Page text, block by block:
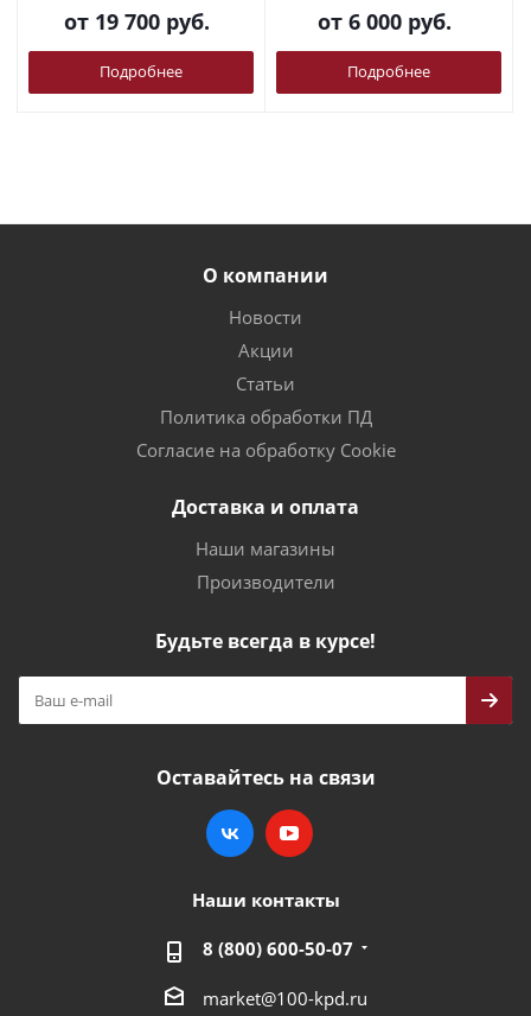
от 19 700 руб.
Подробнее
от 6 000 руб.
Подробнее
О компании
Новости
Акции
Статьи
Политика обработки ПД
Согласие на обработку Cookie
Доставка и оплата
Наши магазины
Производители
Будьте всегда в курсе!
Оставайтесь на связи
Наши контакты
8 (800) 600-50-07
market@100-kpd.ru